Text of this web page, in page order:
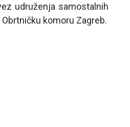
udruženja samostalnih
komoru Zagreb.